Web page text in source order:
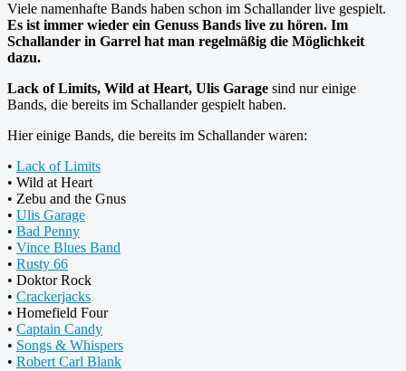
Viele namenhafte Bands haben schon im Schallander live gespielt.
Es ist immer wieder ein Genuss Bands live zu hören. Im
Schallander in Garrel hat man regelmäßig die Möglichkeit
dazu.
Lack of Limits, Wild at Heart, Ulis Garage sind nur einige
Bands, die bereits im Schallander gespielt haben.
Hier einige Bands, die bereits im Schallander waren:
• Lack of Limits
• Wild at Heart
• Zebu and the Gnus
• Ulis Garage
• Bad Penny
• Vince Blues Band
• Rusty 66
• Doktor Rock
• Crackerjacks
• Homefield Four
• Captain Candy
• Songs & Whispers
• Robert Carl Blank